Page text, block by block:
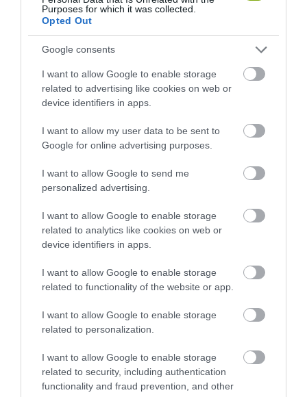
Purposes for which it was collected.
Opted Out
Google consents
I want to allow Google to enable storage
related to advertising like cookies on web or
device identifiers in apps.
I want to allow my user data to be sent to
Google for online advertising purposes.
I want to allow Google to send me
personalized advertising.
I want to allow Google to enable storage
related to analytics like cookies on web or
device identifiers in apps.
I want to allow Google to enable storage
related to functionality of the website or app.
I want to allow Google to enable storage
related to personalization.
I want to allow Google to enable storage
related to security, including authentication
functionality and fraud prevention, and other